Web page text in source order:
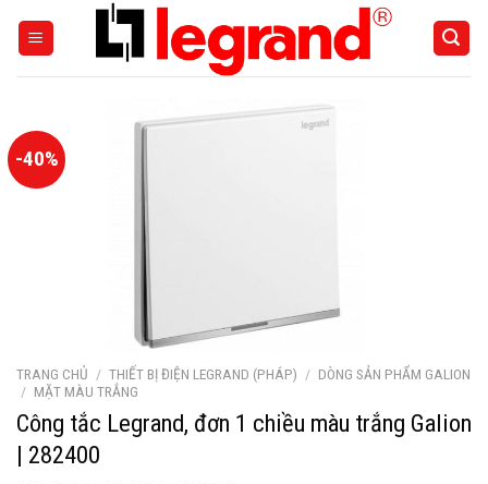
-40%
TRANG CHỦ / THIẾT BỊ ĐIỆN LEGRAND (PHÁP) / DÒNG SẢN PHẨM GALION
/ MẶT MÀU TRẮNG
Công tắc Legrand, đơn 1 chiều màu trắng Galion
| 282400